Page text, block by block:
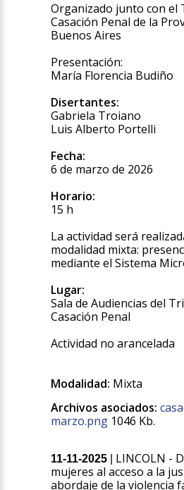
Organizado junto con el
Casación Penal de la
Buenos Aires
Presentación:
María Florencia Budiño
Disertantes:
Gabriela Troiano
Luis Alberto Portelli
Fecha:
6 de marzo de 2026
Horario:
15 h
La actividad será
modalidad mixta:
mediante el Sistema
Lugar:
Sala de Audiencias del
Casación Penal
Actividad no arancelada
Modalidad: Mixta
Archivos asociados:
marzo.png 1046 Kb.
11-11-2025
LINCOLN -
mujeres al acceso a la
abordaje de la violencia